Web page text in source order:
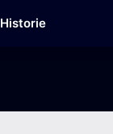
Historie